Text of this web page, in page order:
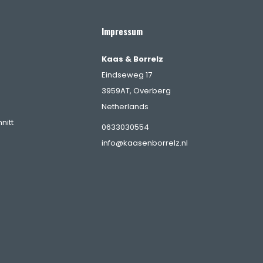
Impressum
Kaas & Borrelz
Eindseweg 17
3959AT, Overberg
Netherlands
0633030554
info@kaasenborrelz.nl